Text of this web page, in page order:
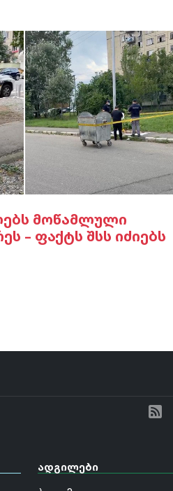
მოწამლული
– ფაქტს შსს იძიებს
ადგილები